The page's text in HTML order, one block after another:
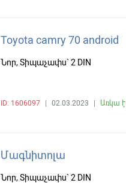
Toyota camry 70 android
Նոր, Տիպաչափս` 2 DIN
ID: 1606097 02.03.2023 Առկա է
Մագնիտոլա
Նոր, Տիպաչափս` 2 DIN